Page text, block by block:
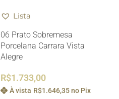
Lista
06 Prato Sobremesa
Porcelana Carrara Vista
Alegre
R$1.733,00
À vista R$1.646,35 no Pix